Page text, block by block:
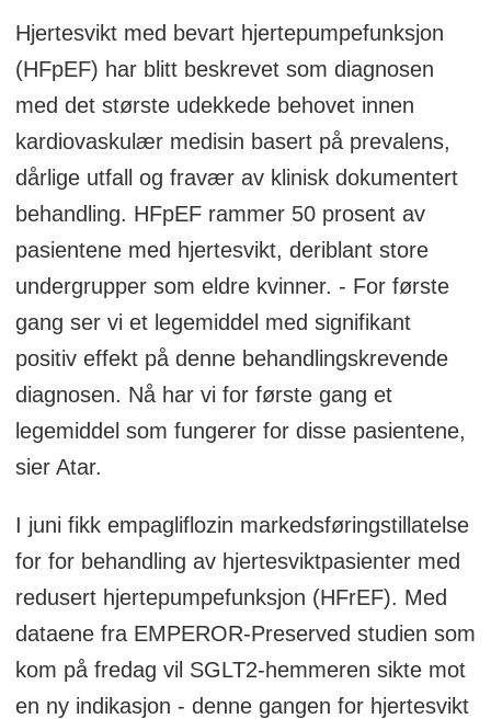
Hjertesvikt med bevart hjertepumpefunksjon
(HFpEF) har blitt beskrevet som diagnosen
med det største udekkede behovet innen
kardiovaskulær medisin basert på prevalens,
dårlige utfall og fravær av klinisk dokumentert
behandling. HFpEF rammer 50 prosent av
pasientene med hjertesvikt, deriblant store
undergrupper som eldre kvinner. - For første
gang ser vi et legemiddel med signifikant
positiv effekt på denne behandlingskrevende
diagnosen. Nå har vi for første gang et
legemiddel som fungerer for disse pasientene,
sier Atar.
I juni fikk empagliflozin markedsføringstillatelse
for for behandling av hjertesviktpasienter med
redusert hjertepumpefunksjon (HFrEF). Med
dataene fra EMPEROR-Preserved studien som
kom på fredag vil SGLT2-hemmeren sikte mot
en ny indikasjon - denne gangen for hjertesvikt